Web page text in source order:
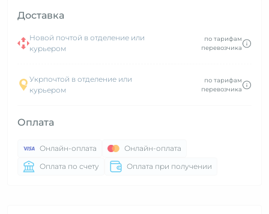
Доставка
Новой почтой в отделение или
курьером
по тарифам
перевозчика
Укрпочтой в отделение или
курьером
по тарифам
перевозчика
Оплата
Онлайн-оплата
Онлайн-оплата
Оплата по счету
Оплата при получении